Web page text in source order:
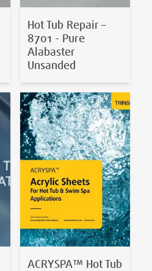
Hot Tub Repair –
8701 - Pure
Alabaster
Unsanded
ACRYSPA™ Hot Tub